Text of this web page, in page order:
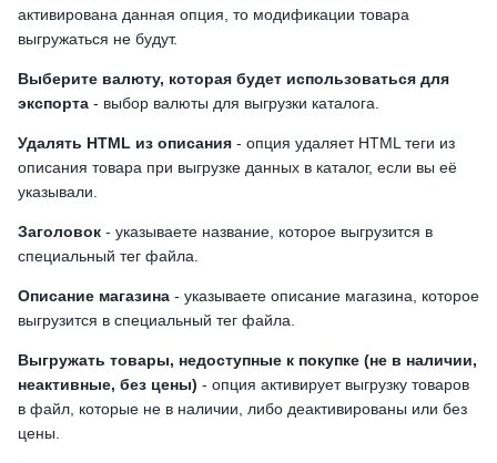
активирована данная опция, то модификации товара
выгружаться не будут.
Выберите валюту, которая будет использоваться для
экспорта - выбор валюты для выгрузки каталога.
Удалять HTML из описания - опция удаляет HTML теги из
описания товара при выгрузке данных в каталог, если вы её
указывали.
Заголовок - указываете название, которое выгрузится в
специальный тег файла.
Описание магазина - указываете описание магазина, которое
выгрузится в специальный тег файла.
Выгружать товары, недоступные к покупке (не в наличии,
неактивные, без цены) - опция активирует выгрузку товаров
в файл, которые не в наличии, либо деактивированы или без
цены.